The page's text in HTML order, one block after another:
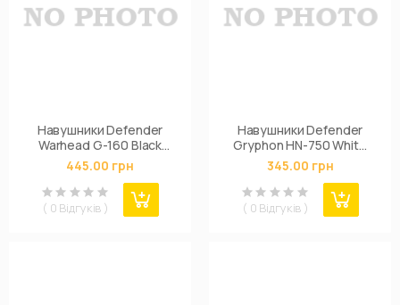
Навушники Defender
Warhead G-160 Black
(64113)
445.00 грн
( 0 Відгуків )
Навушники Defender
Gryphon HN-750 White
(63747)
345.00 грн
( 0 Відгуків )